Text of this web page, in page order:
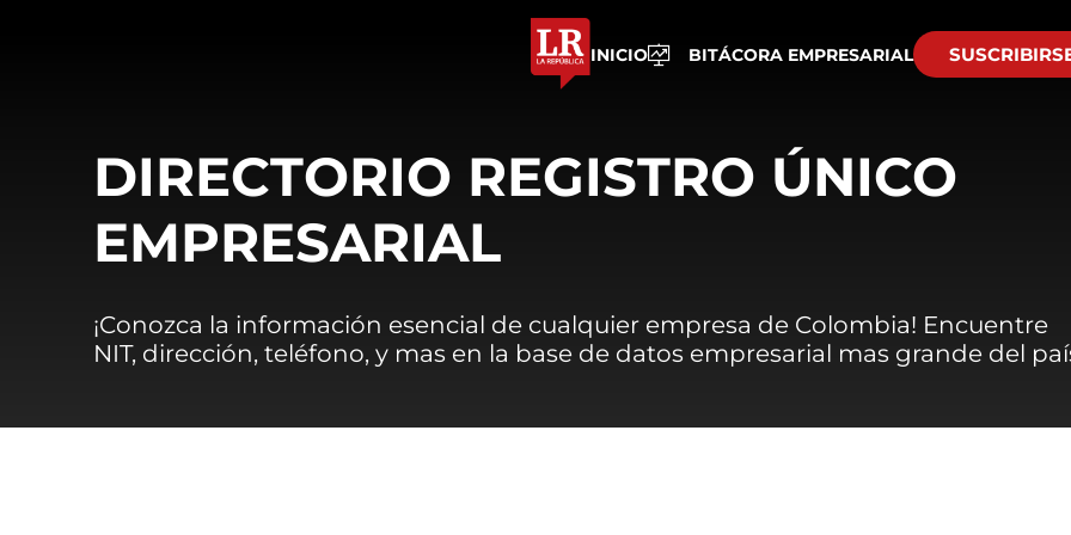
INICIO BITÁCORA EMPRESARIAL
DIRECTORIO REGISTRO ÚNICO
EMPRESARIAL
¡Conozca la información esencial de cualquier empresa de Colombia! Encuentre
NIT, dirección, teléfono, y mas en la base de datos empresarial mas grande del